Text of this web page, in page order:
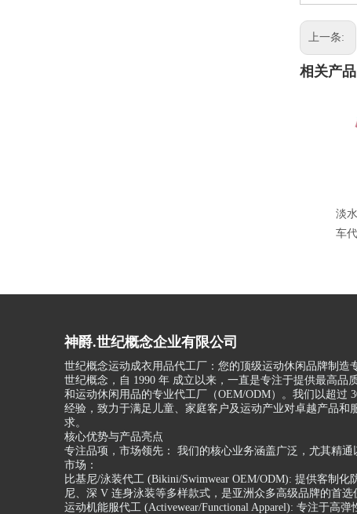
上一条:
相关产品
淡
车
神爵.世纪概念企业有限公司
世纪概念运动成衣用品代工厂：您的顶级运动休闲品牌制造
世纪概念，自 1990 年 成立以来，一直是专注于提供最高品
和运动休闲用品的专业代工厂（OEM/ODM）。我们以超过
经验，致力于满足儿童、家庭客户及运动产业对卓越产品和
求。
核心优势与产品亮点
专注品项，市场领先： 我们的核心业务涵盖广泛，尤其精通
市场：
比基尼/泳装代工 (Bikini/Swimwear OEM/ODM): 提供客制化
尼、深 V 连身泳装等多样款式，是亚洲众多高级品牌的首选
运动机能服代工 (Activewear/Functional Apparel): 专注于高弹